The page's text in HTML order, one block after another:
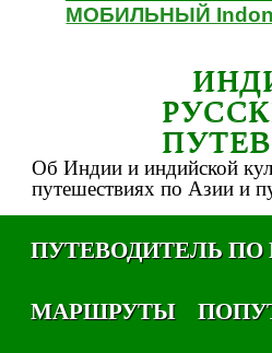
МОБИЛЬНЫЙ
Об Индии и индийской
путешествиях по Азии и
ПУТЕВОДИТЕЛЬ
МАРШРУТЫ